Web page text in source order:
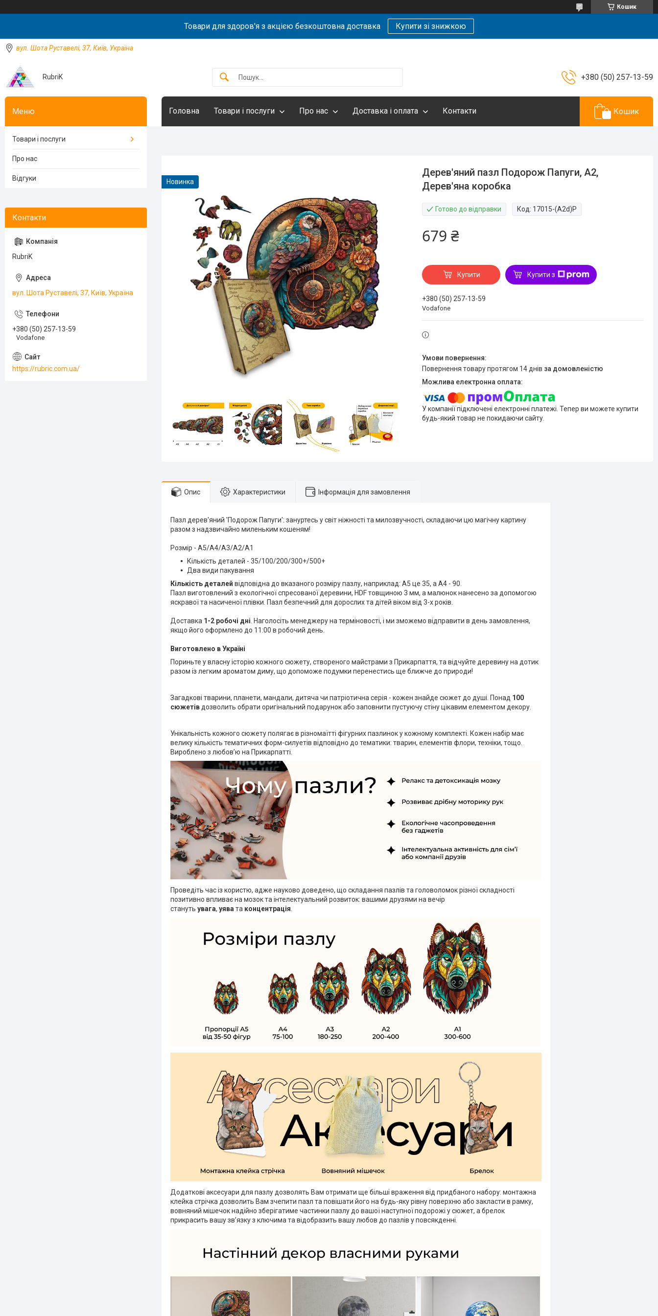
Кошик
Товари для здоров'я з акцією безкоштовна доставка Купити зі знижкою
вул. Шота Руставелі, 37, Київ, Україна
RubriK +380 (50) 257-13-59
Головна Товари і послуги Про нас Доставка і оплата Контакти Кошик
Новинка
Дерев'яний пазл Подорож Папуги, А2,
Дерев'яна коробка
Готово до відправки Код: 17015-(A2d)P
679 ₴
Купити Купити з
+380 (50) 257-13-59
Vodafone
повернення товару протягом 14 днів за домовленістю
У компанії підключені електронні платежі. Тепер ви можете купити
будь-який товар не покидаючи сайту.
Опис Характеристики Інформація для замовлення
Пазл дерев'яний 'Подорож Папуги': зануртесь у світ ніжності та милозвучності, складаючи цю магічну картину
разом з надзвичайно миленьким кошеням!
Розмір - A5/A4/A3/A2/A1
Кількість деталей - 35/100/200/300+/500+
Два види пакування
Кількість деталей відповідна до вказаного розміру пазлу, наприклад: А5 це 35, а А4 - 90.
Пазл виготовлений з екологічної спресованої деревини, HDF товщиною 3 мм, а малюнок нанесено за допомогою
яскравої та насиченої плівки. Пазл безпечний для дорослих та дітей віком від 3-х років.
Доставка 1-2 робочі дні . Наголосіть менеджеру на терміновості, і ми зможемо відправити в день замовлення,
якщо його оформлено до 11:00 в робочий день.
Виготовлено в Україні
Пориньте у власну історію кожного сюжету, створеного майстрами з Прикарпаття, та відчуйте деревину на дотик
разом із легким ароматом диму, що допоможе подумки перенестись ще ближче до природи!
Загадкові тварини, планети, мандали, дитяча чи патріотична серія - кожен знайде сюжет до душі. Понад 100
сюжетів дозволить обрати оригінальний подарунок або заповнити пустуючу стіну цікавим елементом декору.
Унікальність кожного сюжету полягає в різномаїтті фігурних пазлинок у кожному комплекті. Кожен набір має
велику кількість тематичних форм-силуетів відповідно до тематики: тварин, елементів флори, техніки, тощо.
Вироблено з любов’ю на Прикарпатті.
Проведіть час із користю, адже науково доведено, що складання пазлів та головоломок різної складності
позитивно впливає на мозок та інтелектуальний розвиток: вашими друзями на вечір
стануть увага, уява та концентрація
Додаткові аксесуари для пазлу дозволять Вам отримати ще більші враження від придбаного набору: монтажна
клейка стрічка дозволить Вам зчепити пазл та повішати його на будь-яку рівну поверхню або закласти в рамку,
вовняний мішечок надійно зберігатиме частинки пазлу до вашої наступної подорожі у сюжет, а брелок
прикрасить вашу зв’язку з ключима та відобразить вашу любов до пазлів у повсякденні.
Товари і послуги
Про нас
Відгуки
RubriK
вул. Шота Руставелі, 37, Київ, Україна
+380 (50) 257-13-59
Vodafone
https://rubric.com.ua/